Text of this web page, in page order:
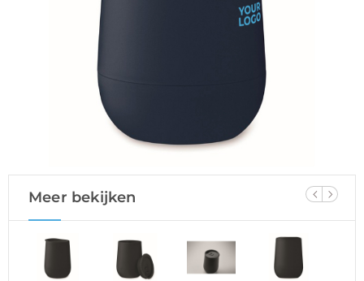
Meer bekijken